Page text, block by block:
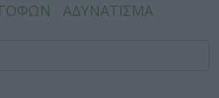
ΑΔΥΝΑΤΙΣΜΑ